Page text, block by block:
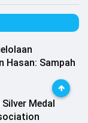
Hasan: Sampah
Medal